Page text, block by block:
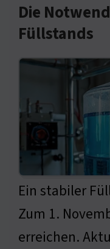
Die
Füllstands
Ein stabiler
Zum 1.
erreichen.